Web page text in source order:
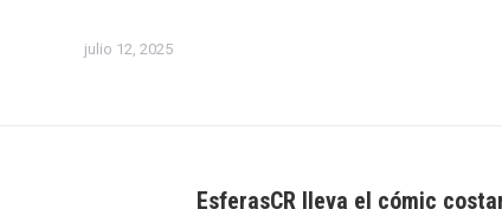
julio 12, 2025
EsferasCR lleva el cómic